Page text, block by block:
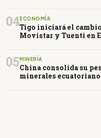
04ECONOMÍA
Tigo iniciará el
Movistar y Tuenti en
05MINERÍA
China consolida su
minerales